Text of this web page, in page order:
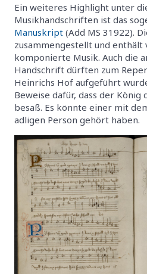
Ein weiteres Highlight unter
Musikhandschriften ist das
Manuskript (Add MS 31922).
zusammengestellt und enthält
komponierte Musik. Auch die
Handschrift dürften zum
Heinrichs Hof aufgeführt
Beweise dafür, dass der
besaß. Es könnte einer mit
adligen Person gehört haben.